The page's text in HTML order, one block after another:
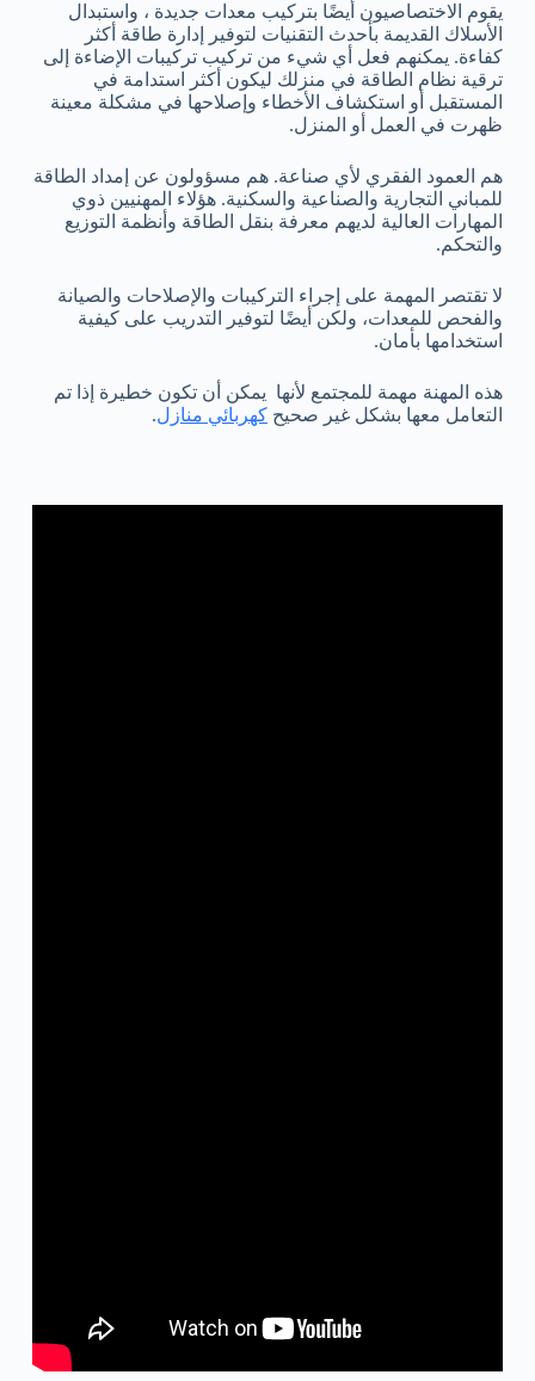
يقوم الاختصاصيون أيضًا بتركيب معدات جديدة ، واستبدال
الأسلاك القديمة بأحدث التقنيات لتوفير إدارة طاقة أكثر
كفاءة. يمكنهم فعل أي شيء من تركيب تركيبات الإضاءة إلى
ترقية نظام الطاقة في منزلك ليكون أكثر استدامة في
المستقبل أو استكشاف الأخطاء وإصلاحها في مشكلة معينة
ظهرت في العمل أو المنزل.
هم العمود الفقري لأي صناعة. هم مسؤولون عن إمداد الطاقة
للمباني التجارية والصناعية والسكنية. هؤلاء المهنيين ذوي
المهارات العالية لديهم معرفة بنقل الطاقة وأنظمة التوزيع
والتحكم.
لا تقتصر المهمة على إجراء التركيبات والإصلاحات والصيانة
والفحص للمعدات، ولكن أيضًا لتوفير التدريب على كيفية
استخدامها بأمان.
هذه المهنة مهمة للمجتمع لأنها يمكن أن تكون خطيرة إذا تم
التعامل معها بشكل غير صحيح كهربائي منازل.